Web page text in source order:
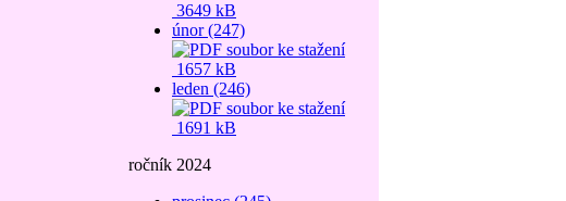
3649 kB
únor (247)
1657 kB
leden (246)
1691 kB
ročník 2024